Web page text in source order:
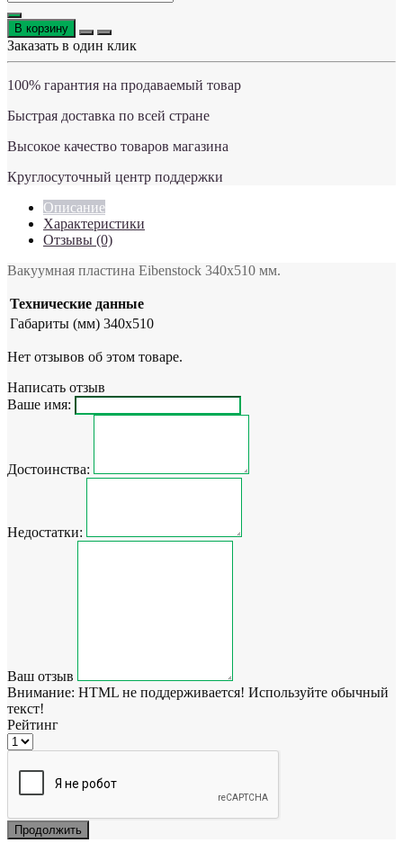
В корзину
Заказать в один клик
100% гарантия на продаваемый товар
Быстрая доставка по всей стране
Высокое качество товаров магазина
Круглосуточный центр поддержки
Описание
Характеристики
Отзывы (0)
Вакуумная пластина Eibenstock 340x510 мм.
Технические данные
Габариты (мм) 340x510
Нет отзывов об этом товаре.
Написать отзыв
Ваше имя:
Достоинства:
Недостатки:
Ваш отзыв
Внимание: HTML не поддерживается! Используйте обычный
текст!
Рейтинг
Продолжить